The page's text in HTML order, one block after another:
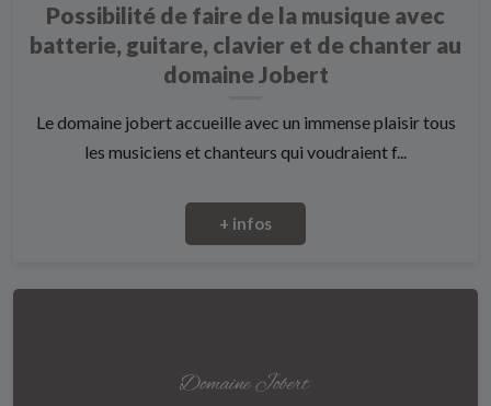
Possibilité de faire de la musique avec
batterie, guitare, clavier et de chanter au
domaine Jobert
Le domaine jobert accueille avec un immense plaisir tous
les musiciens et chanteurs qui voudraient f...
+ infos